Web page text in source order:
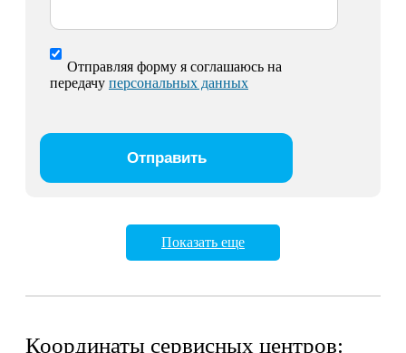
Отправляя форму я соглашаюсь на
передачу персональных данных
Показать еще
Координаты сервисных центров: